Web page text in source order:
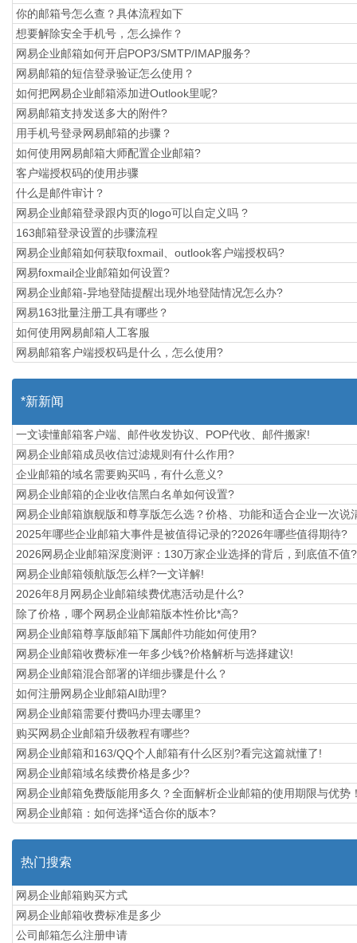
你的邮箱号怎么查？具体流程如下
想要解除安全手机号，怎么操作？
网易企业邮箱如何开启POP3/SMTP/IMAP服务?
网易邮箱的短信登录验证怎么使用？
如何把网易企业邮箱添加进Outlook里呢?
网易邮箱支持发送多大的附件?
用手机号登录网易邮箱的步骤？
如何使用网易邮箱大师配置企业邮箱?
​客户端授权码的使用步骤
什么是邮件审计？
网易企业邮箱登录跟内页的logo可以自定义吗 ?
163邮箱登录设置的步骤流程
网易企业邮箱如何获取foxmail、outlook客户端授权码?
网易foxmail企业邮箱如何设置?
网易企业邮箱-异地登陆提醒出现外地登陆情况怎么办?
网易163批量注册工具有哪些？
如何使用网易邮箱人工客服
网易邮箱客户端授权码是什么，怎么使用?
*新新闻
一文读懂邮箱客户端、邮件收发协议、POP代收、邮件搬家!
网易企业邮箱成员收信过滤规则有什么作用?
企业邮箱的域名需要购买吗，有什么意义?
网易企业邮箱的企业收信黑白名单如何设置?
网易企业邮箱旗舰版和尊享版怎么选？价格、功能和适合企业一次说
2025年哪些企业邮箱大事件是被值得记录的?2026年哪些值得期待?
2026网易企业邮箱深度测评：130万家企业选择的背后，到底值不值?
网易企业邮箱领航版怎么样?一文详解!
2026年8月网易企业邮箱续费优惠活动是什么?
除了价格，哪个网易企业邮箱版本性价比*高?
网易企业邮箱尊享版邮箱下属邮件功能如何使用?
网易企业邮箱收费标准一年多少钱?价格解析与选择建议!
网易企业邮箱混合部署的详细步骤是什么？
如何注册网易企业邮箱AI助理?
网易企业邮箱需要付费吗办理去哪里?
购买网易企业邮箱升级教程有哪些?
网易企业邮箱和163/QQ个人邮箱有什么区别?看完这篇就懂了!
网易企业邮箱域名续费价格是多少?
网易企业邮箱免费版能用多久？全面解析企业邮箱的使用期限与优势
网易企业邮箱：如何选择*适合你的版本?
热门搜索
网易企业邮箱购买方式
网易企业邮箱收费标准是多少
公司邮箱怎么注册申请